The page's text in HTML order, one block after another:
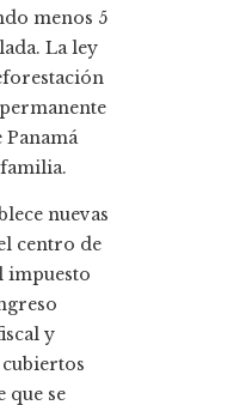
menos 5
La ley
nuevas
centro de
impuesto
y
que se